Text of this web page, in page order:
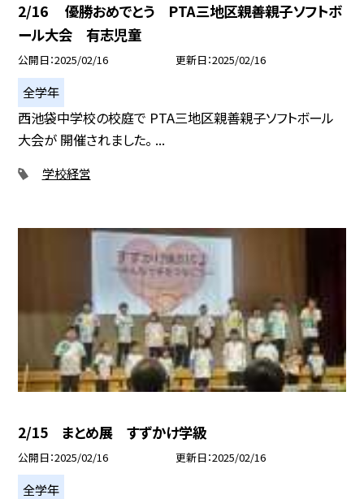
2/16 優勝おめでとう PTA三地区親善親子ソフトボ
ール大会 有志児童
公開日 2025/02/16 更新日 2025/02/16
全学年
西池袋中学校の校庭で PTA三地区親善親子ソフトボール
大会が 開催されました。 ...
学校経営
2/15 まとめ展 すずかけ学級
公開日 2025/02/16 更新日 2025/02/16
全学年